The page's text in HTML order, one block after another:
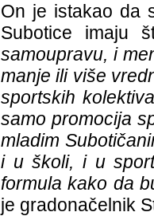
On je istakao da
Subotice imaju
samoupravu, i
manje ili više
sportskih
samo promocija
mladim
i u školi, i u
formula kako da
je gradonačelnik